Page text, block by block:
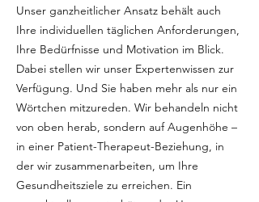
Unser ganzheitlicher Ansatz behält auch
Ihre individuellen täglichen Anforderungen,
Ihre Bedürfnisse und Motivation im Blick.
Dabei stellen wir unser Expertenwissen zur
Verfügung. Und Sie haben mehr als nur ein
Wörtchen mitzureden. Wir behandeln nicht
von oben herab, sondern auf Augenhöhe –
in einer Patient-Therapeut-Beziehung, in
der wir zusammenarbeiten, um Ihre
Gesundheitsziele zu erreichen. Ein